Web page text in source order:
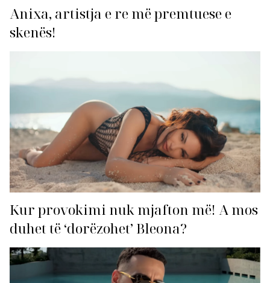
Anixa, artistja e re më premtuese e
skenës!
Kur provokimi nuk mjafton më! A mos
duhet të ‘dorëzohet’ Bleona?